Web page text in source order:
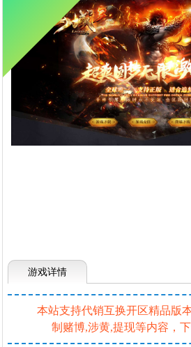
游戏详情
本站支持代销互换开区精品版
制赌博,涉黄,提现等内容，